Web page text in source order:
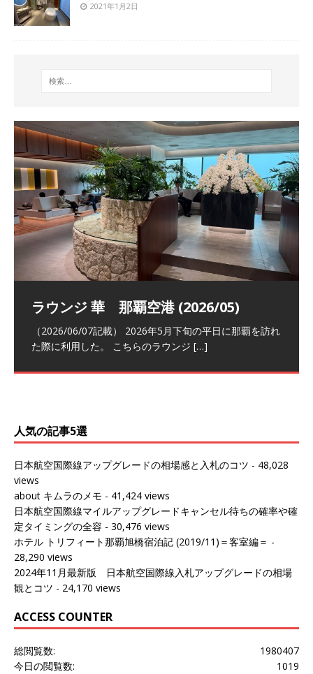
2021年1月2日
祝！日本航空・マリオットの戦略パー
トナーシップによるFOP無料付与とス
テイタスマッチ
ラウンジ 華 那覇空港 (2026/05)
（2026/06/07記載） 2026年5月下旬の平日に那覇を訪れ
た際に利用した。 こちらのラウンジ […]
The Coral Executive Lounge スワ
ンナプーム国際空港国内線ラウンジ
(2026/01)
日本航空 羽田空港国際線ファースト
クラスラウンジ (2026/01)
（2026/03/18記載） 2026年1月、毎年恒例の新年の羽田
バンコクエアウェイズ スワンナプー
ム国際空港国内線ラウンジ (2026/01)
（2026/03/13記載） 2026年1月上旬にバンコク経由でチ
人気の記事5選
日本航空国際線アップグレードの相場感と入札のコツ - 48,028
views
about キムラのメモ - 41,424 views
日本航空国際線マイルアップグレードキャンセル待ちの確率や確
定タイミングの全容 - 30,476 views
ホテル トリフィート那覇旭橋宿泊記 (2019/11)＝客室編＝ -
28,290 views
2024年11月最新版 日本航空国際線入札アップグレードの相場
観とコツ - 24,170 views
ACCESS COUNTER
1980407
総閲覧数:
1019
今日の閲覧数: